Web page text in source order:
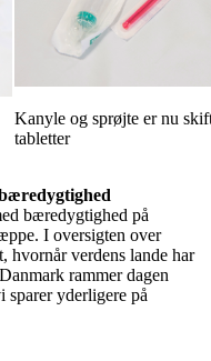
Kanyle og sprøjte er nu
tabletter
bæredygtighed på
I oversigten over
hvornår verdens lande har
rammer dagen
sparer yderligere på